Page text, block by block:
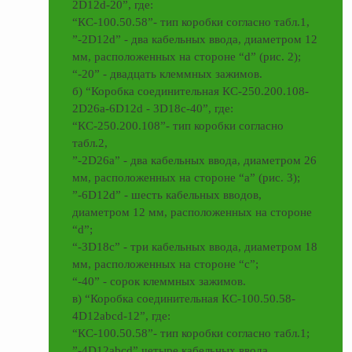
2D12d-20”, где:
“КС-100.50.58”- тип коробки согласно табл.1,
”-2D12d” - два кабельных ввода, диаметром 12
мм, расположенных на стороне “d” (рис. 2);
“-20” - двадцать клеммных зажимов.
б) “Коробка соединительная КС-250.200.108-
2D26а-6D12d - 3D18c-40”, где:
“КС-250.200.108”- тип коробки согласно
табл.2,
”-2D26а” - два кабельных ввода, диаметром 26
мм, расположенных на стороне “а” (рис. 3);
”-6D12d” - шесть кабельных вводов,
диаметром 12 мм, расположенных на стороне
“d”;
“-3D18c” - три кабельных ввода, диаметром 18
мм, расположенных на стороне “с”;
“-40” - сорок клеммных зажимов.
в) “Коробка соединительная КС-100.50.58-
4D12аbcd-12”, где:
“КС-100.50.58”- тип коробки согласно табл.1;